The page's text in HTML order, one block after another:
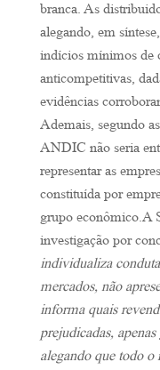
branca. As
alegando, em
indícios mínimos de
anticompetitivas,
evidências
Ademais, segundo
ANDIC não seria
representar as
constituída por
grupo econômico.A
investigação por
individualiza
mercados, não
informa quais
prejudicadas,
alegando que todo o